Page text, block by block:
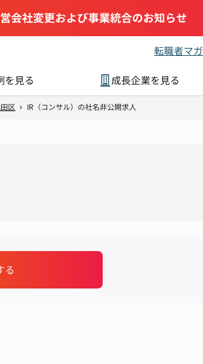
営会社変更および事業統合のお知らせ
転職者マ
を見る 成長企業を見る
区 IR（コンサル）の社名非公開求人
る